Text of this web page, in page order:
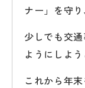
ナー」を守り
少しでも交
ようにしよう
これから年